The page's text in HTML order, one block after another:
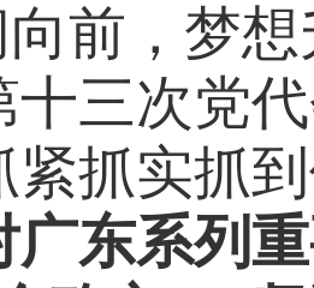
前，梦
十三次党
紧抓实抓
广东系列